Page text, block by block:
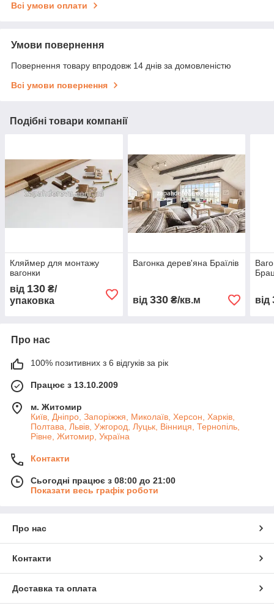
Всі умови оплати
Умови повернення
Повернення товару впродовж 14 днів за домовленістю
Всі умови повернення
Подібні товари компанії
Кляймер для монтажу
вагонки
від 130 ₴/
упаковка
Вагонка дерев'яна Браїлів
від 330₴/кв.м від
Про нас
100% позитивних з 6 відгуків за рік
Працює з 13.10.2009
м. Житомир
Київ, Дніпро, Запоріжжя, Миколаїв, Херсон, Харків,
Полтава, Львів, Ужгород, Луцьк, Вінниця, Тернопіль,
Рівне, Житомир, Україна
Контакти
Сьогодні працює з 08:00 до 21:00
Показати весь графік роботи
Про нас
Контакти
Доставка та оплата